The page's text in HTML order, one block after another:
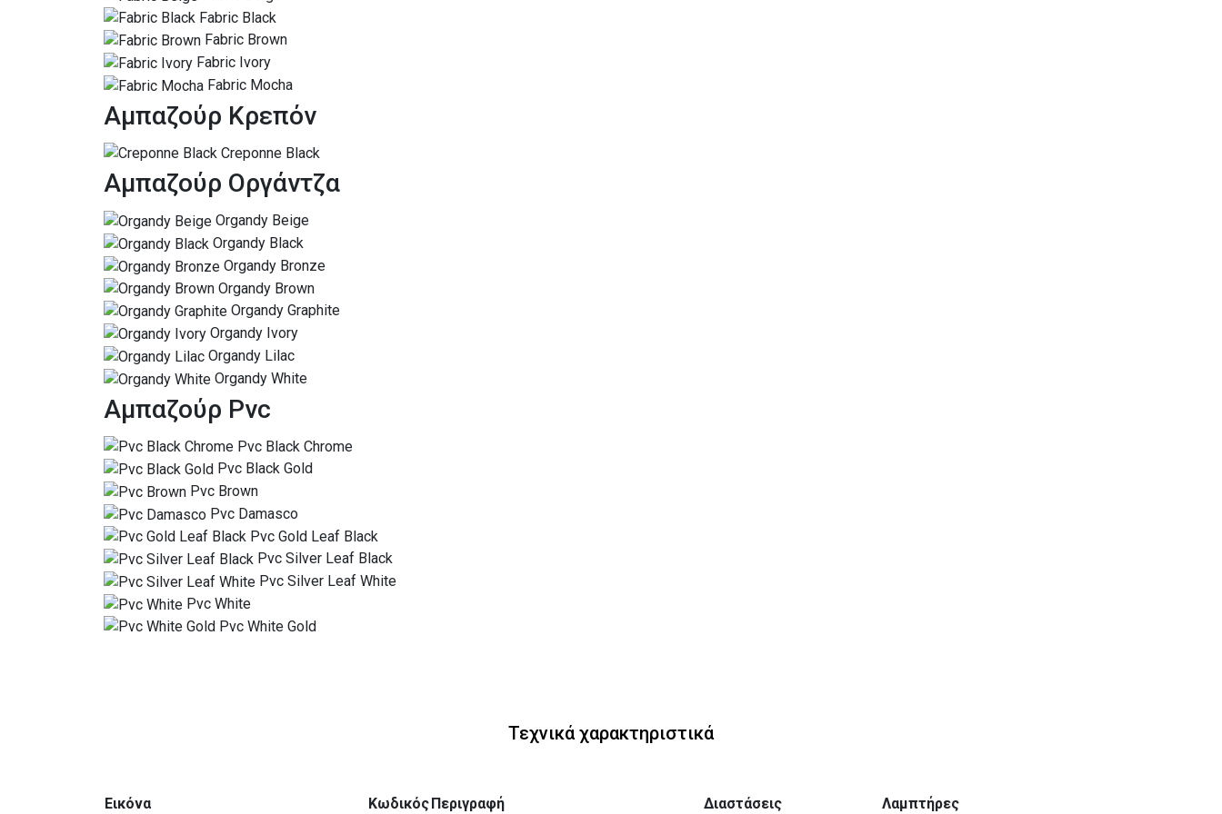
Fabric Black
Fabric Brown
Fabric Ivory
Fabric Mocha
Αμπαζούρ Κρεπόν
Creponne Black
Αμπαζούρ Οργάντζα
Organdy Beige
Organdy Black
Organdy Bronze
Organdy Brown
Organdy Graphite
Organdy Ivory
Organdy Lilac
Organdy White
Αμπαζούρ Pvc
Pvc Black Chrome
Pvc Black Gold
Pvc Brown
Pvc Damasco
Pvc Gold Leaf Black
Pvc Silver Leaf Black
Pvc Silver Leaf White
Pvc White
Pvc White Gold
Τεχνικά χαρακτηριστικά
Εικόνα Κωδικός Περιγραφή Διαστάσεις Λαμπτήρες